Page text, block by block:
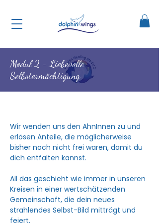
Modul 2 - Liebevolle
Selbstermächtigung
​Wir wenden uns den AhnInnen zu und
erlösen Anteile, die möglicherweise
bisher noch nicht frei waren, damit du
dich entfalten kannst.
All das geschieht wie immer in unseren
Kreisen in einer wertschätzenden
Gemeinschaft, die dein neues
strahlendes Selbst-Bild mitträgt und
feiert.